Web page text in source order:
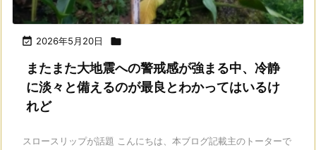
 2026年5月20日 
またまた大地震への警戒感が強まる中、冷静
に淡々と備えるのが最良とわかってはいるけ
れど
スロースリップが話題 こんにちは、本ブログ記載主のトーターで